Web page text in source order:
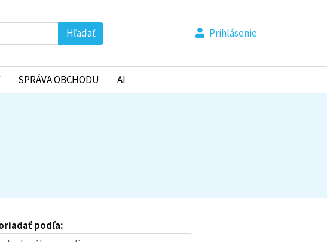
Hľadať Prihlásenie
SPRÁVA OBCHODU AI
podľa: